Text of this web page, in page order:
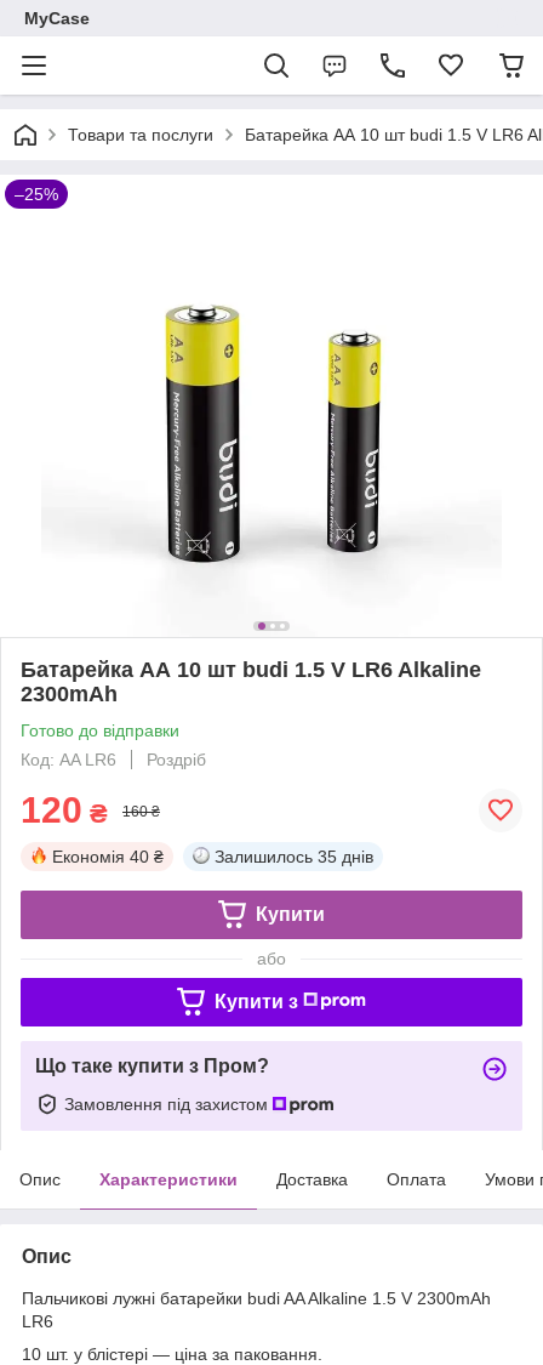
MyCase
Товари та послуги Батарейка АА 10 шт budi 1.5 V LR6
–25%
Батарейка АА 10 шт budi 1.5 V LR6 Alkaline
2300mAh
Готово до відправки
Код: AA LR6
Роздріб
120 ₴ 160 ₴
Економія 40 ₴ Залишилось 35 днів
Купити
або
Купити з
Що таке купити з Пром?
Замовлення під захистом
Опис Характеристики Доставка Оплата Умови
Опис
Пальчикові лужні батарейки budi AA Alkaline 1.5 V 2300mAh
LR6
10 шт. у блістері — ціна за паковання.